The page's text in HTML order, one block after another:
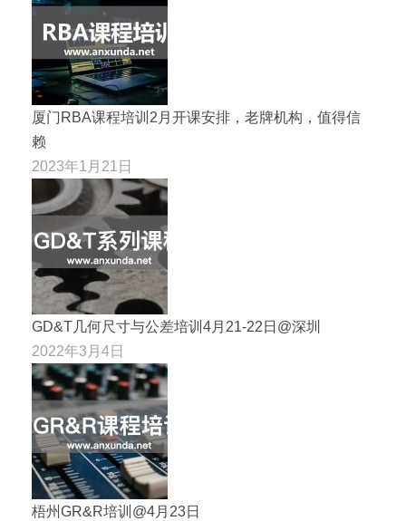
厦门RBA课程培训2月开课安排，老牌机构，值得信
赖
2023年1月21日
GD&T几何尺寸与公差培训4月21-22日@深圳
2022年3月4日
梧州GR&R培训@4月23日